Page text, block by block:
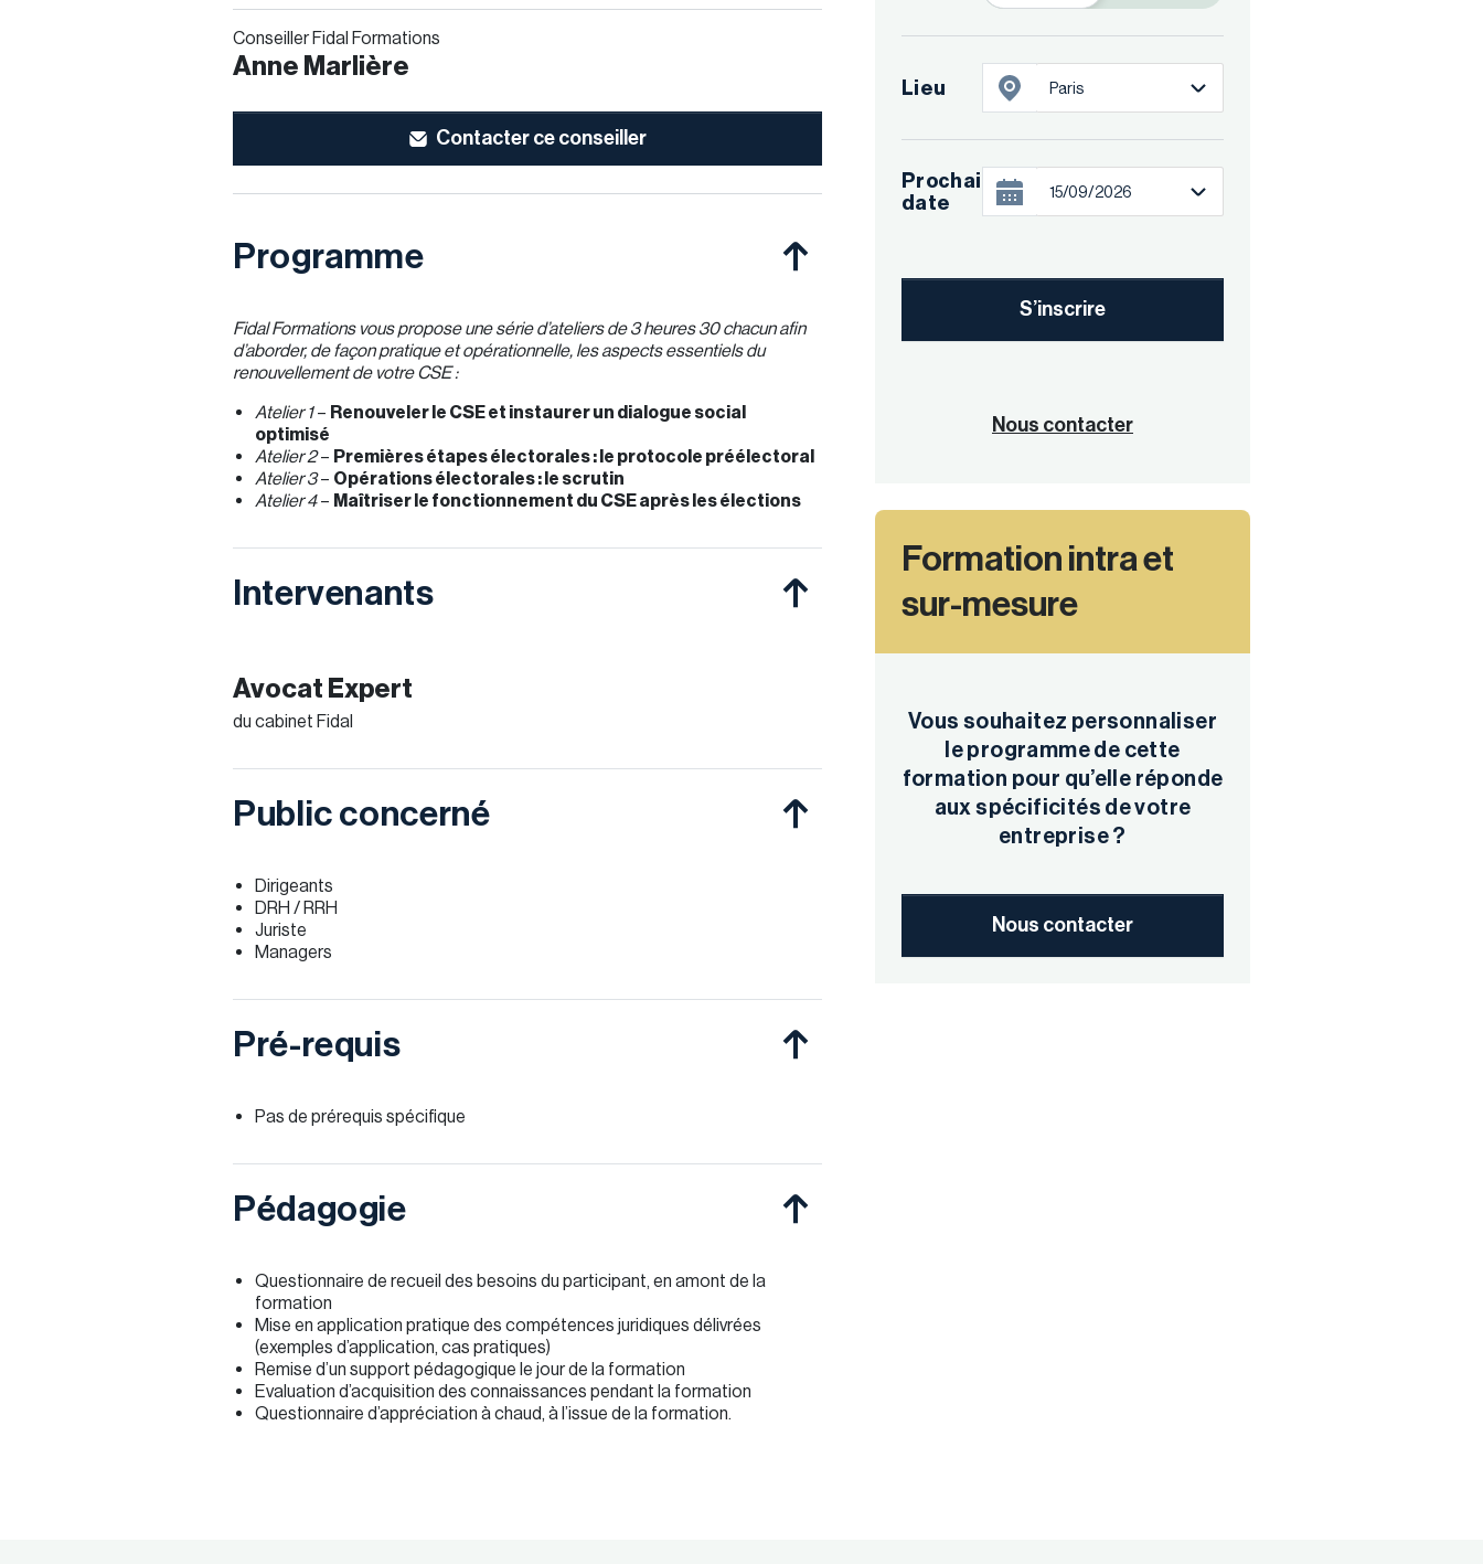
Conseiller Fidal Formations
Anne Marlière
Contacter ce conseiller
Programme
Fidal Formations vous propose une série d’ateliers de 3 heures 30 chacun afin
d’aborder, de façon pratique et opérationnelle, les aspects essentiels du
renouvellement de votre CSE :
Atelier 1– Renouveler le CSE et instaurer un dialogue social
optimisé
Atelier 2– Premières étapes électorales : le protocole préélectoral
Atelier 3– Opérations électorales : le scrutin
Atelier 4– Maîtriser le fonctionnement du CSE après les élections
Intervenants
Avocat Expert
du cabinet Fidal
Public concerné
Dirigeants
DRH / RRH
Juriste
Managers
Pré-requis
Pas de prérequis spécifique
Pédagogie
Questionnaire de recueil des besoins du participant, en amont de la
formation
Mise en application pratique des compétences juridiques délivrées
(exemples d’application, cas pratiques)
Remise d’un support pédagogique le jour de la formation
Evaluation d’acquisition des connaissances pendant la formation
Questionnaire d’appréciation à chaud, à l’issue de la formation.
Lieu Paris
Prochaine
date
15/09/2026
S’inscrire
Nous contacter
Formation intra et
sur-mesure
Vous souhaitez personnaliser
le programme de cette
formation pour qu’elle réponde
aux spécificités de votre
entreprise ?
Nous contacter